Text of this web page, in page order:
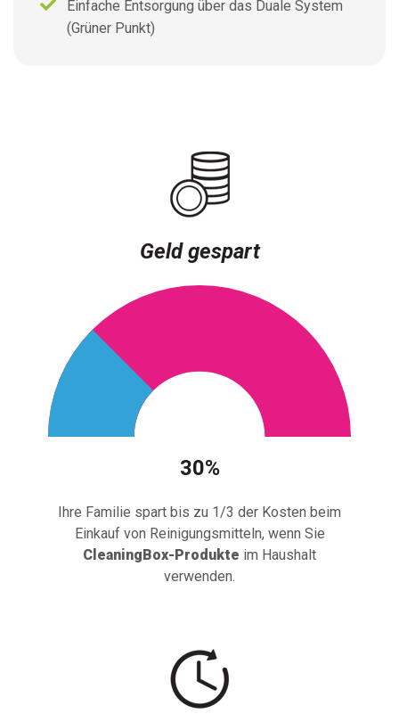
Einfache Entsorgung über das Duale System
(Grüner Punkt)
Geld gespart
30%
Ihre Familie spart bis zu 1/3 der Kosten beim
Einkauf von Reinigungsmitteln, wenn Sie
CleaningBox-Produkte im Haushalt
verwenden.